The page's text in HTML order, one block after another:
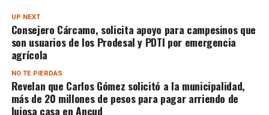
UP NEXT
Consejero Cárcamo, solicita apoyo para campesinos que
son usuarios de los Prodesal y PDTI por emergencia
agrícola
NO TE PIERDAS
Revelan que Carlos Gómez solicitó a la municipalidad,
más de 20 millones de pesos para pagar arriendo de
lujosa casa en Ancud